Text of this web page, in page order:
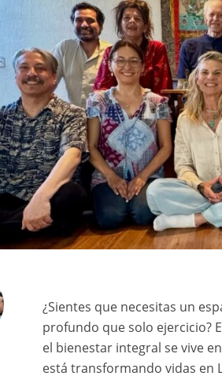
¿Sientes que necesitas un
profundo que solo ejercicio?
el bienestar integral se vive
está transformando vidas en